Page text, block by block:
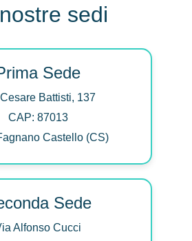
sedi
Sede
Battisti, 137
CAP: 87013
Castello (CS)
Sede
Alfonso Cucci